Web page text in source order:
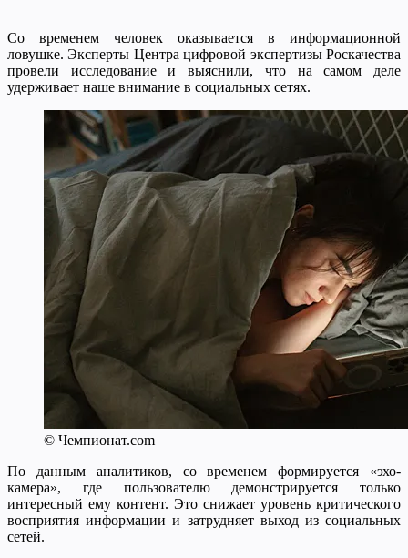
Со временем человек оказывается в информационной
ловушке. Эксперты Центра цифровой экспертизы Роскачества
провели исследование и выяснили, что на самом деле
удерживает наше внимание в социальных сетях.
© Чемпионат.com
По данным аналитиков, со временем формируется «эхо-
камера», где пользователю демонстрируется только
интересный ему контент. Это снижает уровень критического
восприятия информации и затрудняет выход из социальных
сетей.